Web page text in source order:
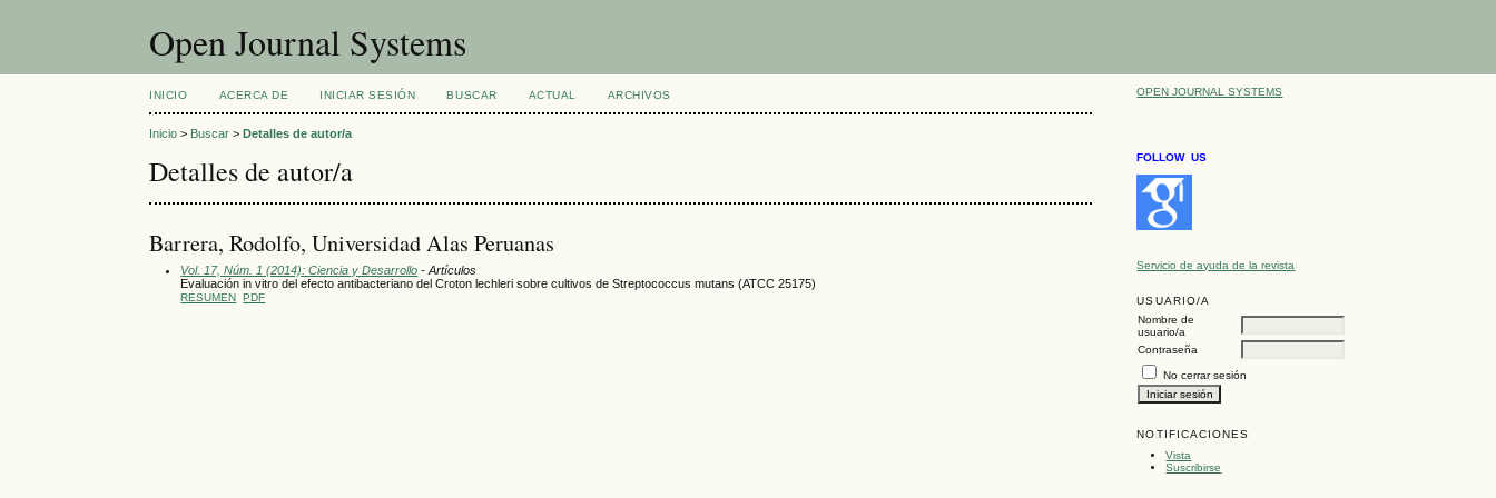
Open Journal Systems
OPEN JOURNAL SYSTEMS
FOLLOW US
Servicio de ayuda de la revista
USUARIO/A
Nombre de
usuario/a
Contraseña
No cerrar sesión
NOTIFICACIONES
Vista
Suscribirse
INICIO ACERCA DE INICIAR SESIÓN BUSCAR ACTUAL ARCHIVOS
Inicio > Buscar >Detalles de autor/a
Detalles de autor/a
Barrera, Rodolfo, Universidad Alas Peruanas
Vol. 17, Núm. 1 (2014): Ciencia y Desarrollo - Artículos
Evaluación in vitro del efecto antibacteriano del Croton lechleri sobre cultivos de Streptococcus mutans (ATCC 25175)
RESUMEN PDF